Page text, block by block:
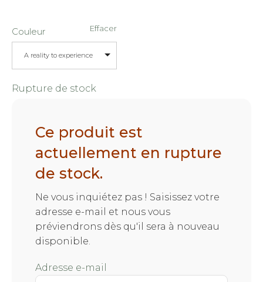
Couleur
A reality to experience
Effacer
Rupture de stock
Ce produit est
actuellement en rupture
de stock.
Ne vous inquiétez pas ! Saisissez votre
adresse e-mail et nous vous
préviendrons dès qu'il sera à nouveau
disponible.
Adresse e-mail